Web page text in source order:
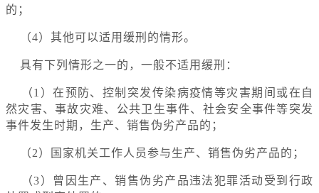
的；
（4）其他可以适用缓刑的情形。
具有下列情形之一的，一般不适用缓刑：
（1）在预防、控制突发传染病疫情等灾害期间或在自
然灾害、事故灾难、公共卫生事件、社会安全事件等突发
事件发生时期，生产、销售伪劣产品的；
（2）国家机关工作人员参与生产、销售伪劣产品的；
（3）曾因生产、销售伪劣产品违法犯罪活动受到行政